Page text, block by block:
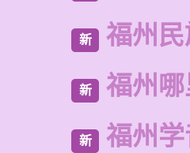
新 福州
新 福州
新 福州